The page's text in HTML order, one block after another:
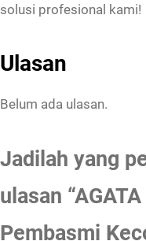
solusi profesional kami!
Ulasan
Belum ada ulasan.
Jadilah yang
ulasan
Pembasmi